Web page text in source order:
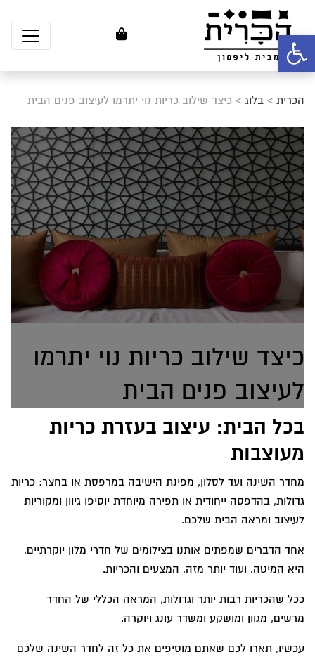
פתח סרגל נגישות
הכרית > בלוג > כיצד שילוב כריות נוי יתרמו לעיצוב פנים הבית
כיצד שילוב כריות נוי יתרמו
לעיצוב פנים הבית
בכל הבית: עיצוב בעזרת כריות
מעוצבות
מחדר השינה ועד לסלון, מפינת הישיבה במרפסת או בחצר: כריות
גדולות, בהדפסה ייחודית או תפירה מיוחדת יוסיפו גיוון ומקוריות
לעיצוב ומראה הבית שלכם.
אחד הדברים שמפתים אותנו בצילומים של חדרי מלון יוקרתיים,
היא המיטה. ועוד יותר מזה, המצעים והכריות.
ככל שהכריות רבות יותר וגדולות, המראה הכללי של החדר
מרשים, מגוון ומושקע ומשדר עונג ויוקרה.
עכשיו, תארו לכם שאתם מוסיפים את כל זה לחדר השינה שלכם